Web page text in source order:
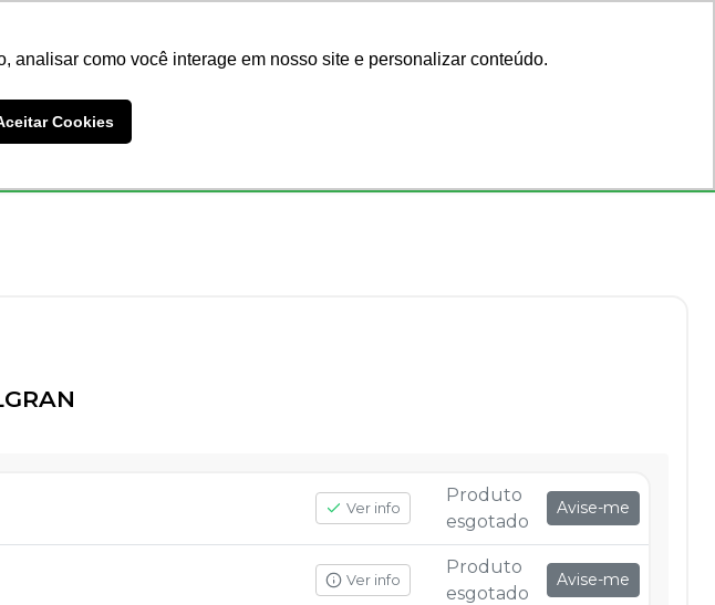
como você interage em nosso site e personalizar conteúdo.
Cookies
Ver info
Produto
esgotado
Avise-me
Ver info
Produto
esgotado
Avise-me